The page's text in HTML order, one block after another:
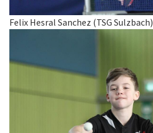
Felix Hesral Sanchez (TSG Sulzbach)